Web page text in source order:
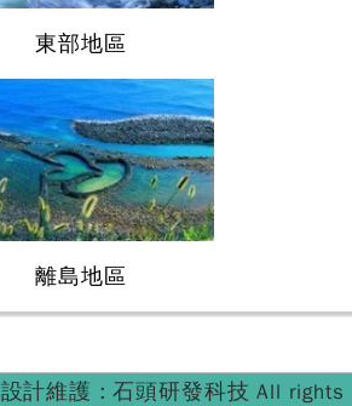
東部地區
離島地區
設計維護 : 石頭研發科技All rights